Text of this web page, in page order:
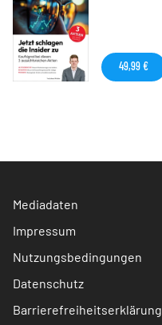
49,99 €
Mediadaten
Impressum
Nutzungsbedingungen
Datenschutz
Barrierefreiheitserklärung